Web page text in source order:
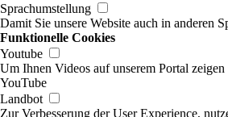
Sprachumstellung
Damit Sie unsere Website auch in anderen
Funktionelle Cookies
Youtube
Um Ihnen Videos auf unserem Portal
YouTube
Landbot
Zur Verbesserung der User Experience,